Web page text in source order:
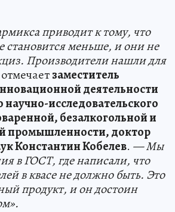
приводит к тому, что
становится меньше, и они не
Производители нашли для
заместитель
деятельности
научно-исследовательского
безалкогольной и
промышленности, доктор
Константин Кобелев. — Мы
в ГОСТ, где написали, что
в квасе не должно быть. Это
продукт, и он достоин